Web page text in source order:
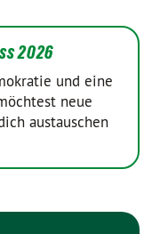
2026
und eine
neue
austauschen